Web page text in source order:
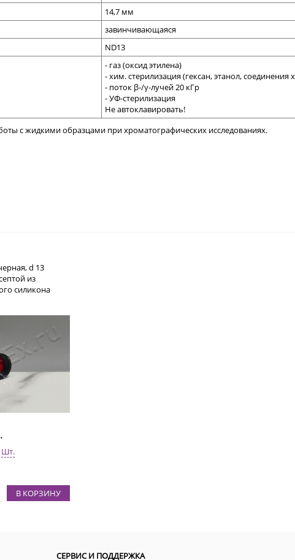
14,7 мм
завинчивающаяся
ND13
- газ (оксид этилена)
- хим. стерилизация (гексан, этанол, соединения
- поток β-/γ-лучей 20 кГр
- УФ-стерилизация
Не автоклавировать!
с жидкими образцами при хроматографических исследованиях.
d 13
из
силикона
Шт.
В КОРЗИНУ
СЕРВИС И ПОДДЕРЖКА